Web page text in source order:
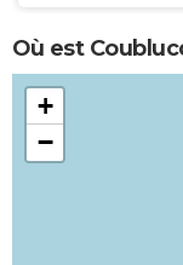
Où est
+
−